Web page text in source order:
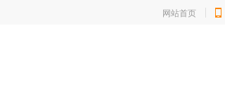
网站首页